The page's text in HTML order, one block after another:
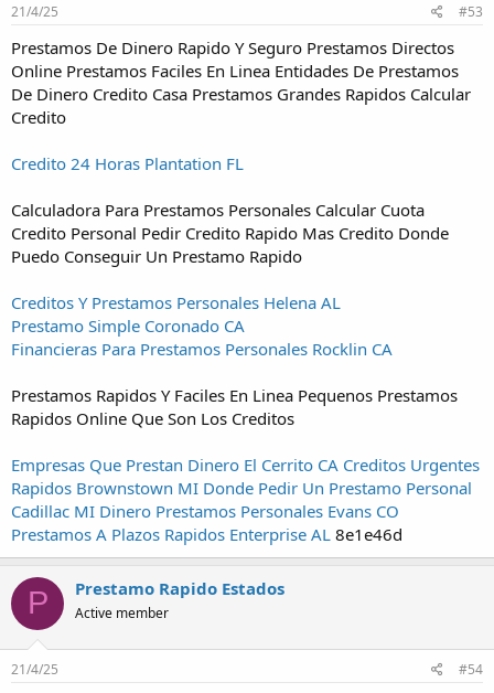
21/4/25 #53
Prestamos De Dinero Rapido Y Seguro Prestamos Directos
Online Prestamos Faciles En Linea Entidades De Prestamos
De Dinero Credito Casa Prestamos Grandes Rapidos Calcular
Credito
Credito 24 Horas Plantation FL
Calculadora Para Prestamos Personales Calcular Cuota
Credito Personal Pedir Credito Rapido Mas Credito Donde
Puedo Conseguir Un Prestamo Rapido
Creditos Y Prestamos Personales Helena AL
Prestamo Simple Coronado CA
Financieras Para Prestamos Personales Rocklin CA
Prestamos Rapidos Y Faciles En Linea Pequenos Prestamos
Rapidos Online Que Son Los Creditos
Empresas Que Prestan Dinero El Cerrito CA Creditos Urgentes
Rapidos Brownstown MI Donde Pedir Un Prestamo Personal
Cadillac MI Dinero Prestamos Personales Evans CO
Prestamos A Plazos Rapidos Enterprise AL 8e1e46d
P Prestamo Rapido Estados
Active member
21/4/25 #54